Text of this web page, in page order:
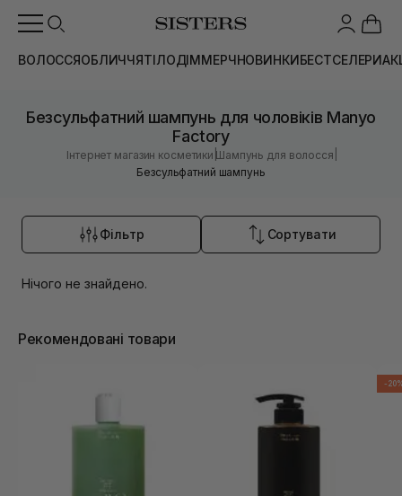
ВОЛОССЯОБЛИЧЧЯТІЛОДІММЕРЧНОВИНКИБЕСТСЕЛЕРИ
Безсульфатний шампунь для чоловіків Manyo
Factory
Інтернет магазин косметики |Шампунь для волосся
Безсульфатний шампунь
Фільтр Сортувати
Нічого не знайдено.
Рекомендовані товари
-